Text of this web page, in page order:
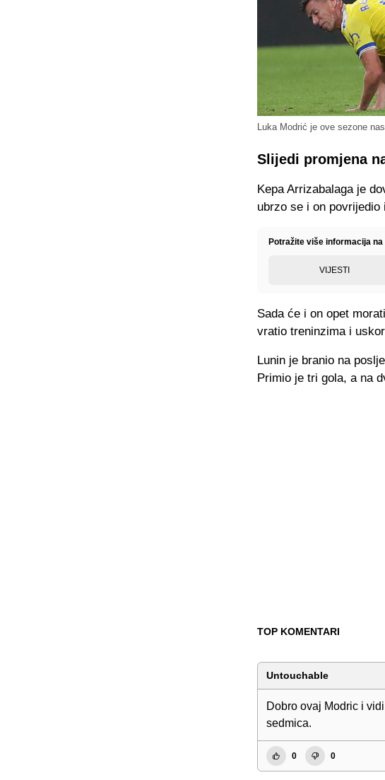
Luka Modrić je ove sezone
Slijedi promjena
Kepa Arrizabalaga je
ubrzo se i on
Potražite više informacija na
VIJESTI
Sada će i on opet
vratio treninzima i
Lunin je branio na
Primio je tri gola, a na
TOP KOMENTARI
Untouchable
Dobro ovaj Modric i
sedmica.
0 0